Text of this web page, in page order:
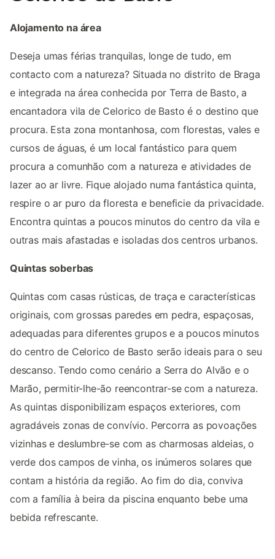
Alojamento na área
Deseja umas férias tranquilas, longe de tudo, em
contacto com a natureza? Situada no distrito de Braga
e integrada na área conhecida por Terra de Basto, a
encantadora vila de Celorico de Basto é o destino que
procura. Esta zona montanhosa, com florestas, vales e
cursos de águas, é um local fantástico para quem
procura a comunhão com a natureza e atividades de
lazer ao ar livre. Fique alojado numa fantástica quinta,
respire o ar puro da floresta e beneficie da privacidade.
Encontra quintas a poucos minutos do centro da vila e
outras mais afastadas e isoladas dos centros urbanos.
Quintas soberbas
Quintas com casas rústicas, de traça e características
originais, com grossas paredes em pedra, espaçosas,
adequadas para diferentes grupos e a poucos minutos
do centro de Celorico de Basto serão ideais para o seu
descanso. Tendo como cenário a Serra do Alvão e o
Marão, permitir-lhe-ão reencontrar-se com a natureza.
As quintas disponibilizam espaços exteriores, com
agradáveis zonas de convívio. Percorra as povoações
vizinhas e deslumbre-se com as charmosas aldeias, o
verde dos campos de vinha, os inúmeros solares que
contam a história da região. Ao fim do dia, conviva
com a família à beira da piscina enquanto bebe uma
bebida refrescante.